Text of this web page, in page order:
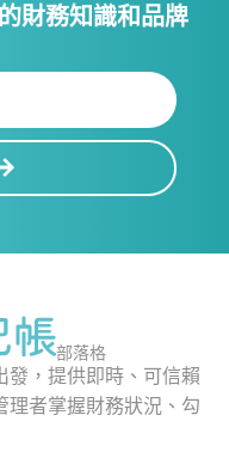
財務知識和品牌
部落格
發，提供即時、可信賴
理者掌握財務狀況、勾